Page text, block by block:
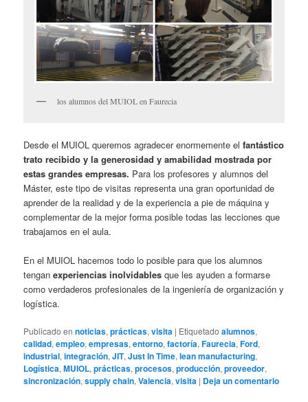
los alumnos del MUIOL en Faurecia
Desde el MUIOL queremos agradecer enormemente elfantástico
trato recibido y la generosidad y amabilidad mostrada por
estas grandes empresas. Para los profesores y alumnos del
Máster, este tipo de visitas representa una gran oportunidad de
aprender de la realidad y de la experiencia a pie de máquina y
complementar de la mejor forma posible todas las lecciones que
trabajamos en el aula.
En el MUIOL hacemos todo lo posible para que los alumnos
tenganexperiencias inolvidables que les ayuden a formarse
como verdaderos profesionales de la ingeniería de organización y
logística.
Publicado en noticias,prácticas,visita | Etiquetado alumnos,
calidad,empleo,empresas,entorno,factoría,Faurecia,Ford,
industrial,integración,JIT,Just In Time,lean manufacturing,
Logística,MUIOL,prácticas,procesos,producción,proveedor,
sincronización,supply chain,Valencia,visita | Deja un comentario